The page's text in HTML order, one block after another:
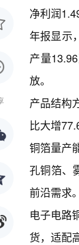
净利润
年报显示
产量
放。
产品结构
比大增
铜箔量产
孔铜箔、
前沿需求。
电子电路
货，适配